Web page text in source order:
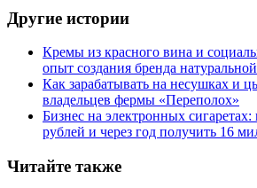
Другие истории
Кремы из красного вина и
опыт создания бренда
Как зарабатывать на несушках и
владельцев фермы «Переполох»
Бизнес на электронных
рублей и через год получить 16
Читайте также